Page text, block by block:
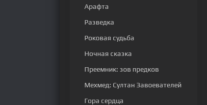
Арафта
Разведка
Роковая судьба
Ночная сказка
Преемник: зов предков
Мехмед: Султан Завоевателей
Гора сердца